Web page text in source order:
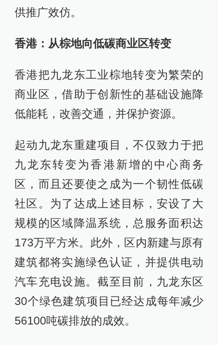
供推广效仿。
香港：从棕地向低碳商业区转变
香港把九龙东工业棕地转变为繁荣的
商业区，借助于创新性的基础设施降
低能耗，改善交通，并保护资源。
起动九龙东重建项目，不仅致力于把
九龙东转变为香港新增的中心商务
区，而且还要使之成为一个韧性低碳
社区。为了达成上述目标，安设了大
规模的区域降温系统，总服务面积达
173万平方米。此外，区内新建与原有
建筑都将实施绿色认证，并提供电动
汽车充电设施。截至目前，九龙东区
30个绿色建筑项目已经达成每年减少
56100吨碳排放的成效。